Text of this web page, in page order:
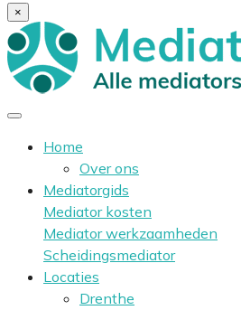
×
Home
Over ons
Mediatorgids
Mediator kosten
Mediator werkzaamheden
Scheidingsmediator
Locaties
Drenthe